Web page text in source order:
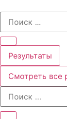
содержимому
Search
Результаты
Смотреть все